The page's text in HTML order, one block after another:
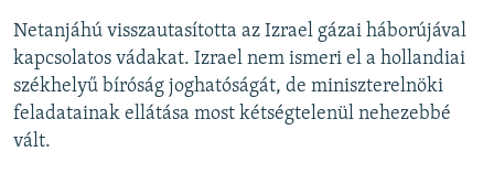
Netanjáhú visszautasította az Izrael gázai háborújával
kapcsolatos vádakat. Izrael nem ismeri el a hollandiai
székhelyű bíróság joghatóságát, de miniszterelnöki
feladatainak ellátása most kétségtelenül nehezebbé
vált.